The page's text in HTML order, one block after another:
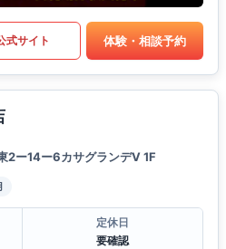
式サイト 体験・相談予約
2ー14ー6カサグランデV 1F
定休日
要確認